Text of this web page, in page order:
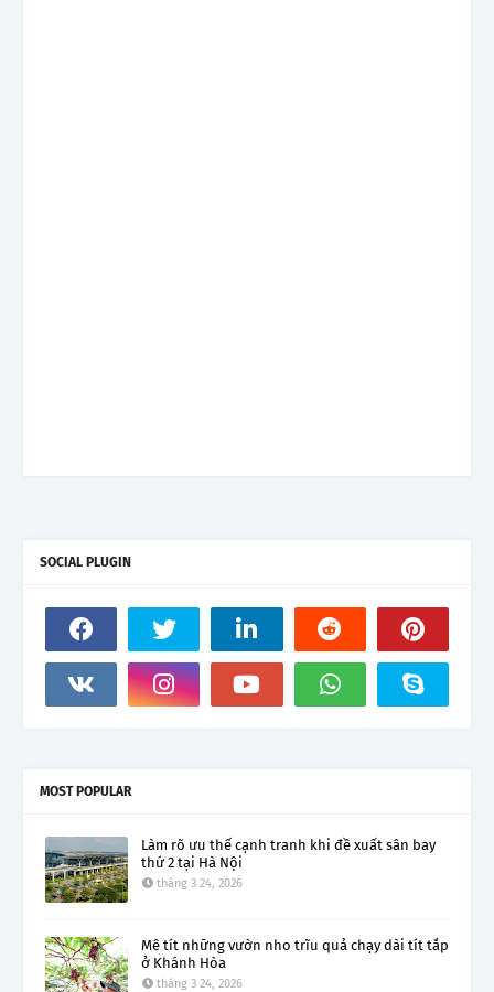
SOCIAL PLUGIN
MOST POPULAR
Làm rõ ưu thế cạnh tranh khi đề xuất sân bay
thứ 2 tại Hà Nội
tháng 3 24, 2026
Mê tít những vườn nho trĩu quả chạy dài tít tắp
ở Khánh Hòa
tháng 3 24, 2026